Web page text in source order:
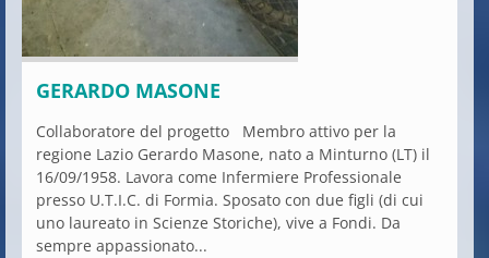
GERARDO MASONE
Collaboratore del progetto Membro attivo per la
regione Lazio Gerardo Masone, nato a Minturno (LT) il
16/09/1958. Lavora come Infermiere Professionale
presso U.T.I.C. di Formia. Sposato con due figli (di cui
uno laureato in Scienze Storiche), vive a Fondi. Da
sempre appassionato...